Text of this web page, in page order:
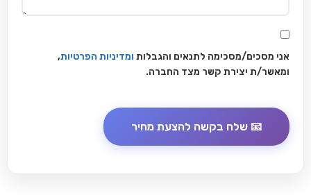
אני מסכים/מסכימה לתנאים והגבלות ומדיניות הפרטיות,
ומאשר/ת יצירת קשר מצד החברה.